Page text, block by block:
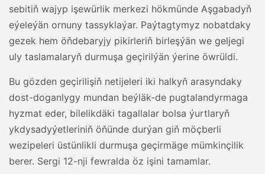
sebitiň wajyp işewürlik merkezi hökmünde Aşgabadyň
eýeleýän ornuny tassyklaýar. Paýtagtymyz nobatdaky
gezek hem öňdebaryjy pikirleriň birleşýän we geljegi
uly taslamalaryň durmuşa geçirilýän ýerine öwrüldi.
Bu gözden geçirilişiň netijeleri iki halkyň arasyndaky
dost-doganlygy mundan beýläk-de pugtalandyrmaga
hyzmat eder, bilelikdäki tagallalar bolsa ýurtlaryň
ykdysadyýetleriniň öňünde durýan giň möçberli
wezipeleri üstünlikli durmuşa geçirmäge mümkinçilik
berer. Sergi 12-nji fewralda öz işini tamamlar.